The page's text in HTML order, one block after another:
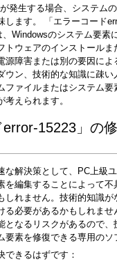
発生する場合、システム
します。 「エラーコード
Windowsのシステム要素
トウェアのインストールま
源障害または別の要因によ
ウン、技術的な知識に疎い
ファイルまたはシステム要
考えられます。
error-15223」の
な解決策として、PC上級
を編集することによって不
しれません。技術的知識が
る必要があるかもしれま
となるリスクがあるので
要素を修復できる専用の
できるはずです：